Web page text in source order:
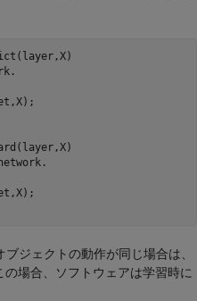
ブジェクトの動作が同じ場合は、
場合、ソフトウェアは学習時に